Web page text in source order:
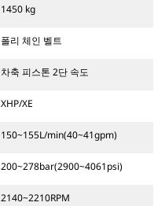
1450 kg
폴리 체인 벨트
차축 피스톤 2단 속도
XHP/XE
150~155L/min(40~41gpm)
200~278bar(2900~4061psi)
2140~2210RPM